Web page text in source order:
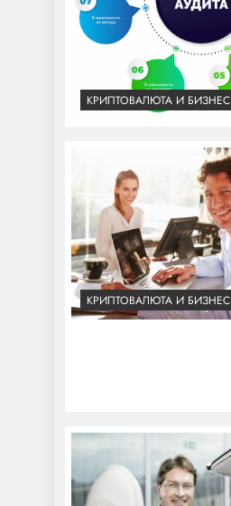
КРИПТОВАЛЮТА И БИЗНЕС
КРИПТОВАЛЮТА И БИЗНЕС